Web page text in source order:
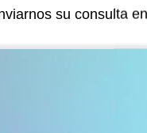
su consulta